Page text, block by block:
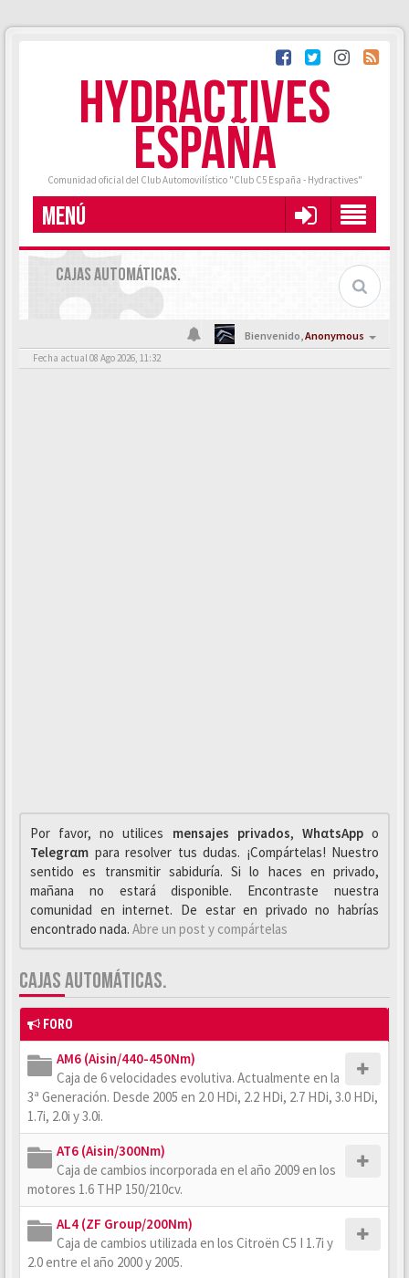
HYDRACTIVES
ESPAÑA
Comunidad oficial del Club Automovilístico "Club C5 España - Hydractives"
MENÚ
CAJAS AUTOMÁTICAS.
Bienvenido,Anonymous
Fecha actual 08 Ago 2026, 11:32
Por favor, no utilices mensajes privados, WhαtsAppo
Telegrαm para resolver tus dudas. ¡Compártelas! Nuestro
sentido es transmitir sabiduría. Si lo haces en privado,
mañana no estará disponible. Encontraste nuestra
comunidad en internet. De estar en privado no habrías
encontrado nada. Abre un post y compártelas
CAJAS AUTOMÁTICAS.
FORO
AM6 (Aisin/440-450Nm)
Caja de 6 velocidades evolutiva. Actualmente en la
3ª Generación. Desde 2005 en 2.0 HDi, 2.2 HDi, 2.7 HDi, 3.0 HDi,
1.7i, 2.0i y 3.0i.
AT6 (Aisin/300Nm)
Caja de cambios incorporada en el año 2009 en los
motores 1.6 THP 150/210cv.
AL4 (ZF Group/200Nm)
Caja de cambios utilizada en los Citroën C5 I 1.7i y
2.0 entre el año 2000 y 2005.